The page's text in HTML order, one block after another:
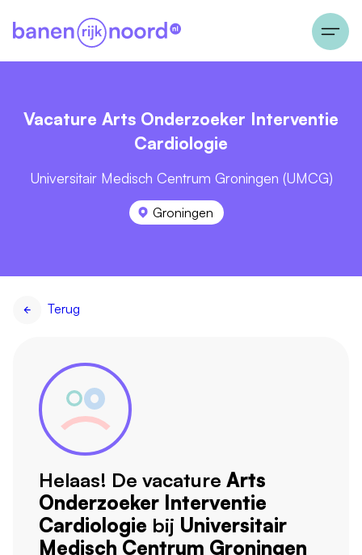
Vacature Arts Onderzoeker Interventie
Cardiologie
Universitair Medisch Centrum Groningen (UMCG)
Groningen
Terug
Helaas! De vacature Arts
Onderzoeker Interventie
Cardiologie bij Universitair
Medisch Centrum Groningen